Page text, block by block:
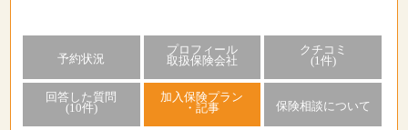
予約状況
プロフィール
取扱保険会社
クチコミ
(1件)
回答した質問
(10件)
加入保険プラン
・記事
保険相談について